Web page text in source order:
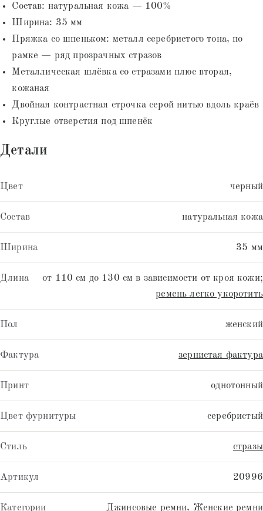
Состав: натуральная кожа — 100%
Ширина: 35 мм
Пряжка со шпеньком: металл серебристого тона, по
рамке — ряд прозрачных стразов
Металлическая шлёвка со стразами плюс вторая,
кожаная
Двойная контрастная строчка серой нитью вдоль краёв
Круглые отверстия под шпенёк
Детали
Цвет черный
Состав натуральная кожа
Ширина 35 мм
Длина
от 110 см до 130 см в зависимости от кроя кожи;
ремень легко укоротить
Пол женский
Фактура зернистая фактура
Принт однотонный
Цвет фурнитуры серебристый
Стиль стразы
Артикул 20996
Категории Джинсовые ремни, Женские ремни